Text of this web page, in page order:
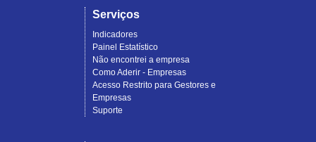
Serviços
Indicadores
Painel Estatístico
Não encontrei a empresa
Como Aderir - Empresas
Acesso Restrito para Gestores e
Empresas
Suporte